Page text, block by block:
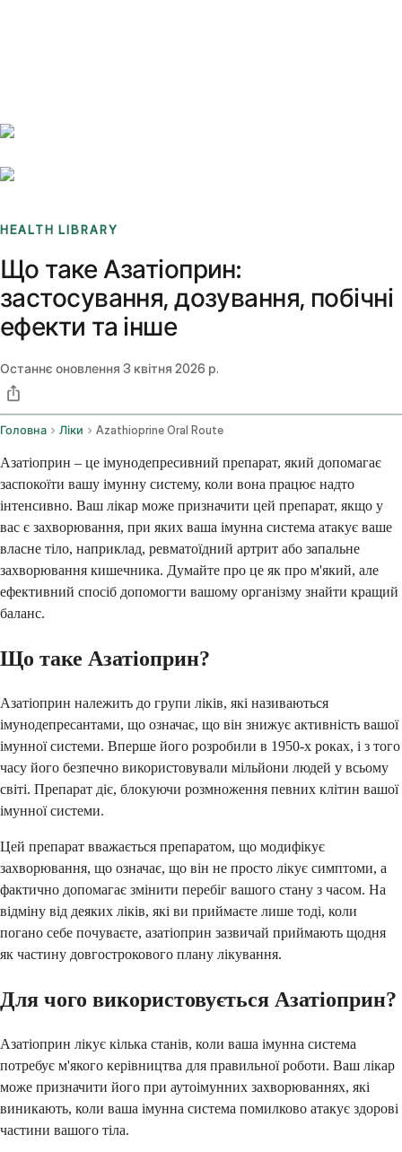
HEALTH LIBRARY
Що таке Азатіоприн:
застосування, дозування, побічні
ефекти та інше
Останнє оновлення 3 квітня 2026 р.
Головна Ліки Azathioprine Oral Route
Азатіоприн – це імунодепресивний препарат, який допомагає
заспокоїти вашу імунну систему, коли вона працює надто
інтенсивно. Ваш лікар може призначити цей препарат, якщо у
вас є захворювання, при яких ваша імунна система атакує ваше
власне тіло, наприклад, ревматоїдний артрит або запальне
захворювання кишечника. Думайте про це як про м'який, але
ефективний спосіб допомогти вашому організму знайти кращий
баланс.
Що таке Азатіоприн?
Азатіоприн належить до групи ліків, які називаються
імунодепресантами, що означає, що він знижує активність вашої
імунної системи. Вперше його розробили в 1950-х роках, і з того
часу його безпечно використовували мільйони людей у всьому
світі. Препарат діє, блокуючи розмноження певних клітин вашої
імунної системи.
Цей препарат вважається препаратом, що модифікує
захворювання, що означає, що він не просто лікує симптоми, а
фактично допомагає змінити перебіг вашого стану з часом. На
відміну від деяких ліків, які ви приймаєте лише тоді, коли
погано себе почуваєте, азатіоприн зазвичай приймають щодня
як частину довгострокового плану лікування.
Для чого використовується Азатіоприн?
Азатіоприн лікує кілька станів, коли ваша імунна система
потребує м'якого керівництва для правильної роботи. Ваш лікар
може призначити його при аутоімунних захворюваннях, які
виникають, коли ваша імунна система помилково атакує здорові
частини вашого тіла.